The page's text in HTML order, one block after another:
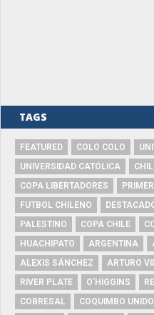
TAGS
FEATURED COLO COLO
UNIVERSIDAD CATÓLICA
COPA LIBERTADORES
FUTBOL CHILENO
PALESTINO
COPA CHILE
HUACHIPATO
ARGENTINA
ALEXIS SÁNCHEZ
ARTURO
RIVER PLATE
O'HIGGINS
COBRESAL
COQUIMBO UNIDO